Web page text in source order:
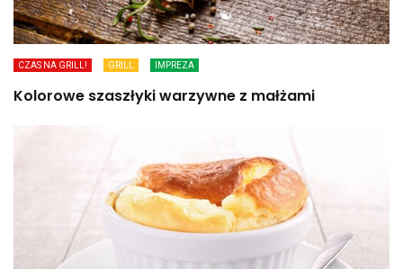
CZAS NA GRILL! GRILL IMPREZA
Kolorowe szaszłyki warzywne z małżami